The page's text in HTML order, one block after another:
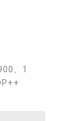
、1